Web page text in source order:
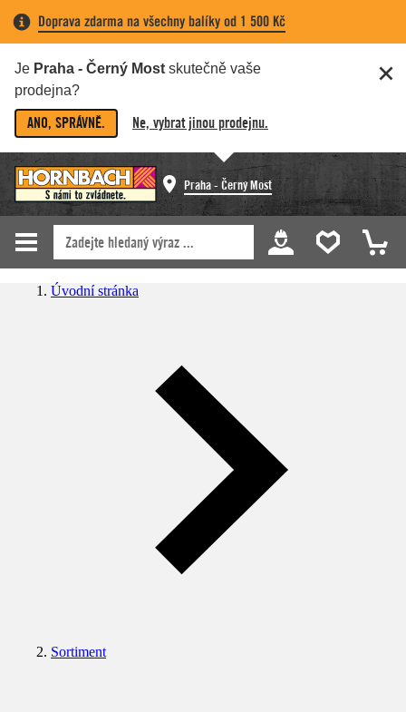
Doprava zdarma na všechny balíky od 1 500 Kč
Je Praha - Černý Most skutečně vaše
prodejna?
ANO, SPRÁVNĚ. Ne, vybrat jinou prodejnu.
Praha - Černý Most
Úvodní stránka
Sortiment